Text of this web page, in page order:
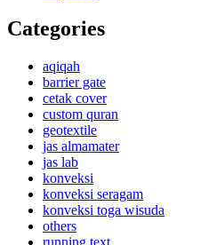
Categories
aqiqah
barrier gate
cetak cover
custom quran
geotextile
jas almamater
jas lab
konveksi
konveksi seragam
konveksi toga wisuda
others
running text